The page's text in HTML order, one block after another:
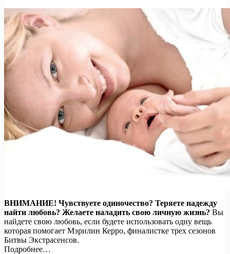
ВНИМАНИЕ! Чувствуете одиночество? Теряете надежду
найти любовь? Желаете наладить свою личную жизнь? Вы
найдете свою любовь, если будете использовать одну вещь
которая помогает Мэрилин Керро, финалистке трех сезонов
Битвы Экстрасенсов.
Подробнее…